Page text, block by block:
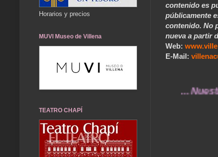
contenido es
públicamente
contenido. No
nueva a partir
Web:
E-Mail:
... Nuestros
Horarios y precios
MUVI Museo de Villena
TEATRO CHAPÍ